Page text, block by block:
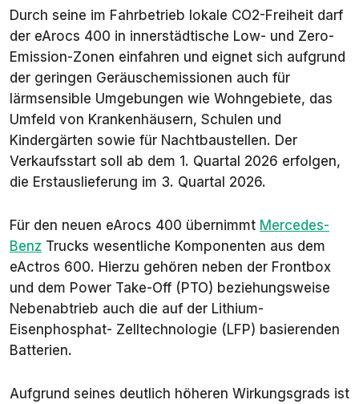
Durch seine im Fahrbetrieb lokale CO2-Freiheit darf
der eArocs 400 in innerstädtische Low- und Zero-
Emission-Zonen einfahren und eignet sich aufgrund
der geringen Geräuschemissionen auch für
lärmsensible Umgebungen wie Wohngebiete, das
Umfeld von Krankenhäusern, Schulen und
Kindergärten sowie für Nachtbaustellen. Der
Verkaufsstart soll ab dem 1. Quartal 2026 erfolgen,
die Erstauslieferung im 3. Quartal 2026.
Für den neuen eArocs 400 übernimmt Mercedes-
Benz Trucks wesentliche Komponenten aus dem
eActros 600. Hierzu gehören neben der Frontbox
und dem Power Take-Off (PTO) beziehungsweise
Nebenabtrieb auch die auf der Lithium-
Eisenphosphat- Zelltechnologie (LFP) basierenden
Batterien.
Aufgrund seines deutlich höheren Wirkungsgrads ist